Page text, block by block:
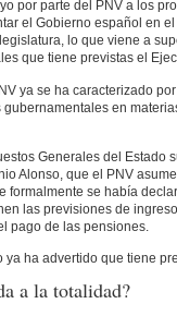
por parte del PNV a los
el Gobierno español en
lo que viene a
que tiene previstas el
ya se ha caracterizado
en
Generales del Estado
Alonso, que el PNV
formalmente se había
las previsiones de
pago de las pensiones.
ha advertido que tiene
a la totalidad?